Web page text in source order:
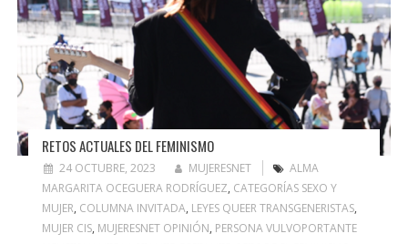
RETOS ACTUALES DEL FEMINISMO
24 OCTUBRE, 2023 MUJERESNET
ALMA
MARGARITA OCEGUERA RODRÍGUEZ, CATEGORÍAS SEXO Y
MUJER, COLUMNA INVITADA, LEYES QUEER TRANSGENERISTAS,
MUJER CIS, MUJERESNET OPINIÓN, PERSONA VULVOPORTANTE